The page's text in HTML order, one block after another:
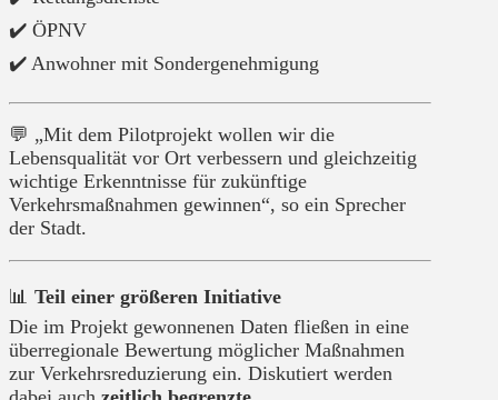
✔️ ÖPNV
✔️ Anwohner mit Sondergenehmigung
💬 „Mit dem Pilotprojekt wollen wir die
Lebensqualität vor Ort verbessern und gleichzeitig
wichtige Erkenntnisse für zukünftige
Verkehrsmaßnahmen gewinnen“, so ein Sprecher
der Stadt.
📊 Teil einer größeren Initiative
Die im Projekt gewonnenen Daten fließen in eine
überregionale Bewertung möglicher Maßnahmen
zur Verkehrsreduzierung ein. Diskutiert werden